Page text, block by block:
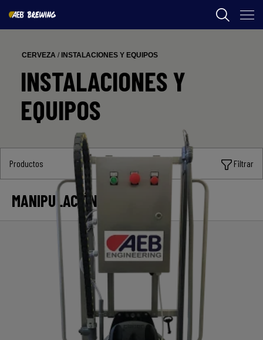
CERVEZA
FOOD
AEB ACADEMY
CERVEZA / INSTALACIONES Y EQUIPOS
INSTALACIONES Y
EQUIPOS
Productos Filtrar
MANIPULACIÓN DE LÍQUIDOS